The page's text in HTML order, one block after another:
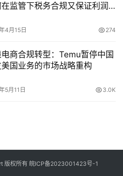
监管下税务合规又保证利润
4月15日 274
商合规转型：Temu暂停中国
国业务的市场战略重构
5月11日 3.0K
版权所有 皖ICP备2023001423号-1